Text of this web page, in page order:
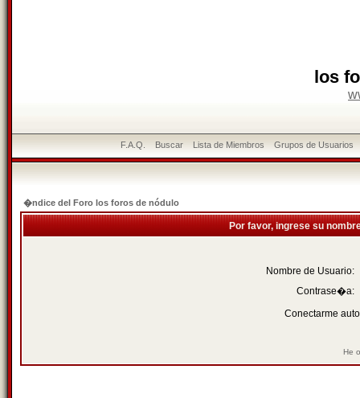
los
F.A.Q. Buscar Lista de Miembros Grupos de Usuarios
�ndice del Foro los foros de nódulo
Por favor, ingrese su
Nombre de Usuario:
Contrase�a:
Conectarme
He